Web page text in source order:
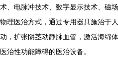
术、电脉冲技术、数字显示技术、磁
物理医治方式，通过专用器具施治于
动，扩张阴茎动静脉血管，激活海绵
医治性功能障碍的医治设备。